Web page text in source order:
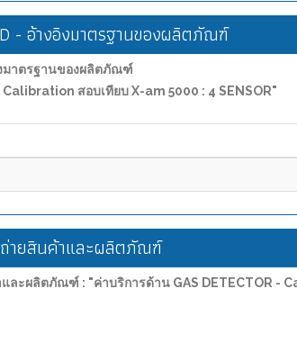
- อ้างอิงมาตรฐานของผลิตภัณฑ์
งมาตรฐานของผลิตภัณฑ์
Calibration สอบเทียบ X-am 5000 : 4 SENSOR"
ถ่ายสินค้าและผลิตภัณฑ์
และผลิตภัณฑ์ : "ค่าบริการด้าน GAS DETECTOR -